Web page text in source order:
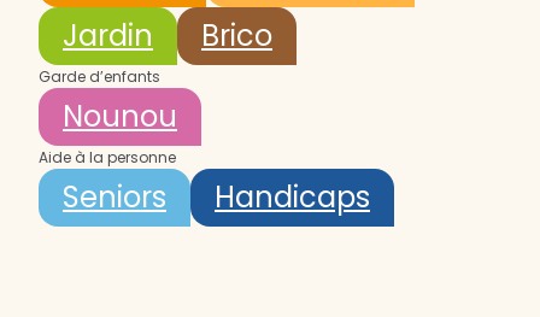
Jardin
Brico
Garde d’enfants
Nounou
Aide à la personne
Seniors Handicaps